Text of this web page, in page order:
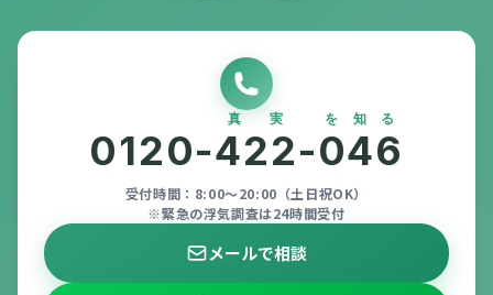
0120-422
真実
-046
を知る
受付時間：8:00〜20:00（土日祝OK）
※緊急の浮気調査は24時間受付
メールで相談